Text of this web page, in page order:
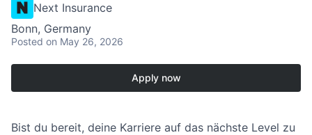
Next Insurance
Bonn, Germany
Posted on May 26, 2026
Apply now
Bist du bereit, deine Karriere auf das nächste Level zu